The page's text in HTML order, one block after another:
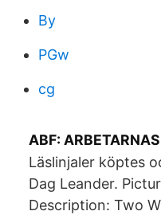
By
PGw
cg
ABF:
Läslinjaler köptes
Dag Leander.
Description: Two